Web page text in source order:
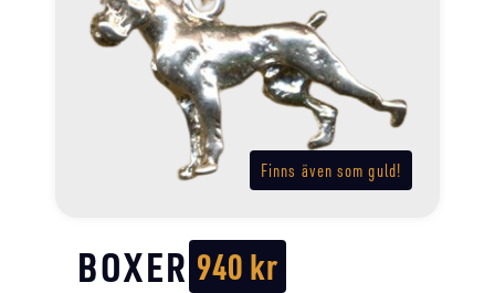
Finns även som guld!
BOXER 940kr